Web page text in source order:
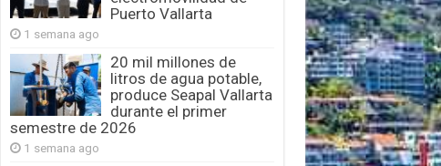
Puerto Vallarta
1 semana ago
20 mil millones de
litros de agua potable,
produce Seapal Vallarta
durante el primer
semestre de 2026
1 semana ago